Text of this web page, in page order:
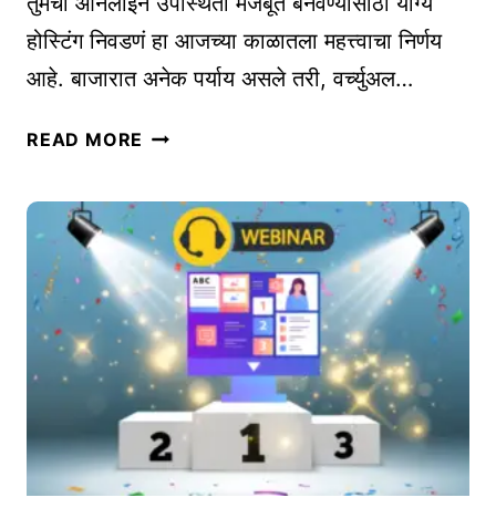
I
C
E
ऱ्या
सा
मा
चु
आ
उ
पा
य
होस्टिंग निवडणं हा आजच्या काळातला महत्त्वाचा निर्णय
आहे. बाजारात अनेक पर्याय असले तरी, वर्च्युअल…
READ MORE व्ही
की
क्ला
ऊ
ड
हो
स्टिं
ग
?
तु